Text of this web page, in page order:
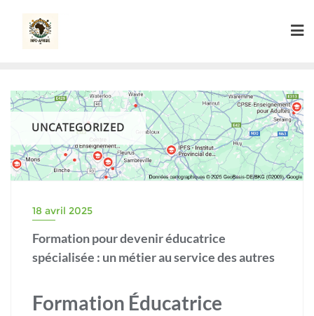
content
UNCATEGORIZED
18 avril 2025
Formation pour devenir éducatrice
spécialisée : un métier au service des autres
Formation Éducatrice